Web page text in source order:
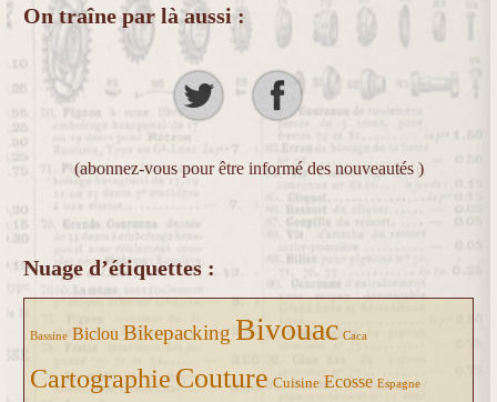
On traîne par là aussi :
(abonnez-vous pour être informé des nouveautés )
Nuage d’étiquettes :
Bassine Biclou Bikepacking Bivouac Caca
Cartographie Couture Cuisine Ecosse Espagne